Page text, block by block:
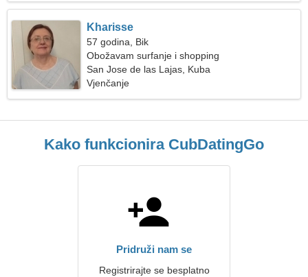
Kharisse
57 godina, Bik
Obožavam surfanje i shopping
San Jose de las Lajas, Kuba
Vjenčanje
Kako funkcionira CubDatingGo
Pridruži nam se
Registrirajte se besplatno